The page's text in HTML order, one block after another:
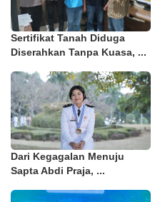
Sertifikat Tanah Diduga
Diserahkan Tanpa Kuasa, ...
Dari Kegagalan Menuju
Sapta Abdi Praja, ...